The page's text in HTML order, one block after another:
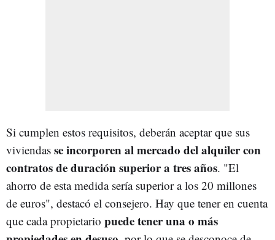
Si cumplen estos requisitos, deberán aceptar que sus
viviendas se incorporen al mercado del alquiler con
contratos de duración superior a tres años. "El
ahorro de esta medida sería superior a los 20 millones
de euros", destacó el consejero. Hay que tener en cuenta
que cada propietario puede tener una o más